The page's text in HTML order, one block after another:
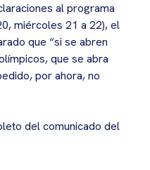
al programa
miércoles 21 a 22), el
que “si se abren
que se abra
por ahora, no
del comunicado del